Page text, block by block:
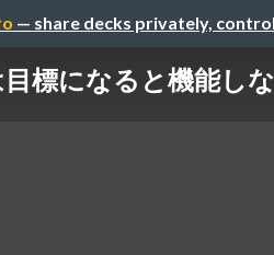
— share decks privately,
標になると機能し